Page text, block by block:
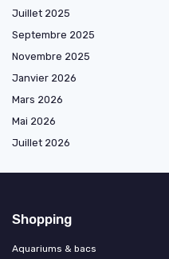
Juillet 2025
Septembre 2025
Novembre 2025
Janvier 2026
Mars 2026
Mai 2026
Juillet 2026
Shopping
Aquariums & bacs